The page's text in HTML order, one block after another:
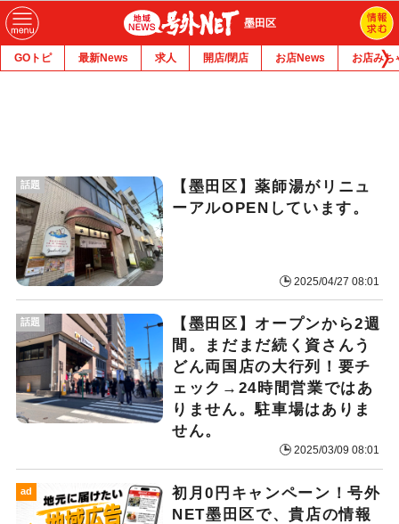
墨田区
GOトピ 最新News 求人 開店/閉店 お店News お店みち
話題
【墨田区】薬師湯がリニュ
ーアルOPENしています。
2025/04/27 08:01
【墨田区】オープンから2週
間。まだまだ続く資さんう
どん両国店の大行列！要チ
ェック→24時間営業ではあ
りません。駐車場はありま
せん。
2025/03/09 08:01
話題
ad
初月0円キャンペーン！号外
NET墨田区で、貴店の情報